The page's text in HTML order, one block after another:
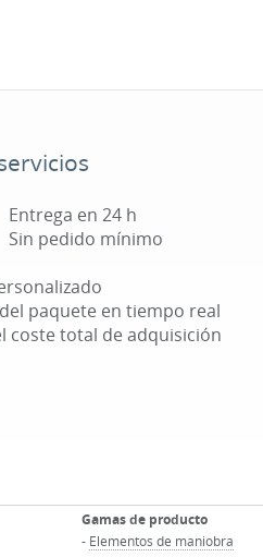
en 24 h
pedido mínimo
paquete en tiempo real
coste total de adquisición
Gamas de producto
- Elementos de maniobra